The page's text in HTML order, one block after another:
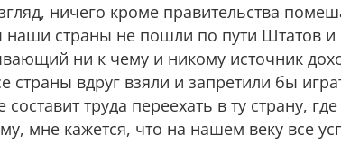
ничего кроме правительства
наши страны не пошли по пути Штатов и
ни к чему и никому источник
страны вдруг взяли и запретили бы
составит труда переехать в ту страну,
мне кажется, что на нашем веку все